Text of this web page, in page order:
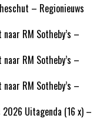
– Regionieuws
RM Sotheby’s –
RM Sotheby’s –
RM Sotheby’s –
Uitagenda (16 x) –